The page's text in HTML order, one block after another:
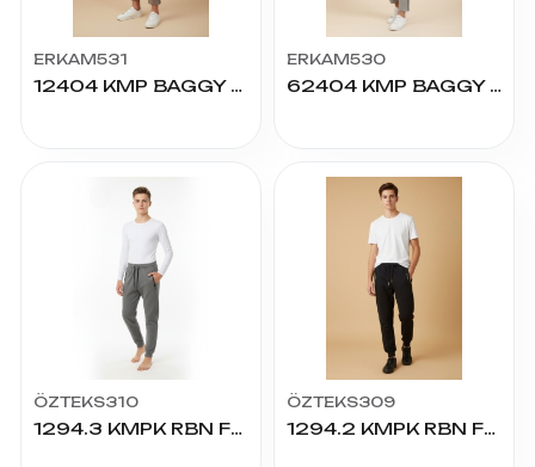
ERKAM531
12404 KMP BAGGY GENC BOY ERK ALT 13.14.15.16
ERKAM530
62404 KMP BAGGY GEZ ALT 9.10.11.12
ÖZTEKS310
1294.3 KMPK RBN FRM GRN SAHTE CP ALT 13/16 YAŞ
ÖZTEKS309
1294.2 KMPK RBN FRM GRN SAHTE CP ALT 9/12 YAŞ